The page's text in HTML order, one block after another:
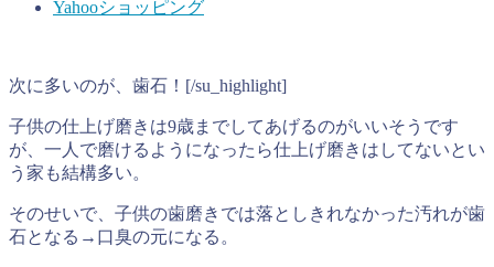
Yahooショッピング
次に多いのが、歯石！[/su_highlight]
子供の仕上げ磨きは9歳までしてあげるのがいいそうです
が、一人で磨けるようになったら仕上げ磨きはしてないとい
う家も結構多い。
そのせいで、子供の歯磨きでは落としきれなかった汚れが歯
石となる→口臭の元になる。